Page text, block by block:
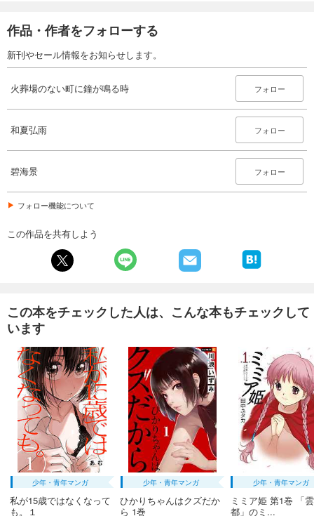
作品・作者をフォローする
新刊やセール情報をお知らせします。
火葬場のない町に鐘が鳴る時 フォロー
和夏弘雨 フォロー
碧海景 フォロー
フォロー機能について
この作品を共有しよう
この本をチェックした人は、こんな本もチェックして
います
少年・青年マンガ
私が15歳ではなくなって
も。１
少年・青年マンガ
ひかりちゃんはクズだか
ら 1巻
少年・青年マンガ
ミミア姫 第1巻 「
都」のミ...